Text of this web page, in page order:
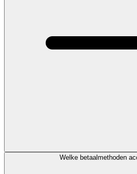
Welke betaalmethoden